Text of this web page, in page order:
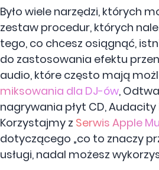
Było wiele narzędzi, których
zestaw procedur, których
tego, co chcesz osiągnąć,
do zastosowania efektu
audio, które często mają
miksowania dla DJ-ów,
nagrywania płyt CD, Audacity
Korzystajmy z Serwis Apple
dotyczącego „co to znaczy
usługi, nadal możesz